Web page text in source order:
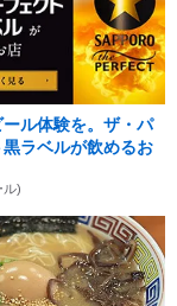
ル体験を。ザ・パ
ラベルが飲めるお
ル)